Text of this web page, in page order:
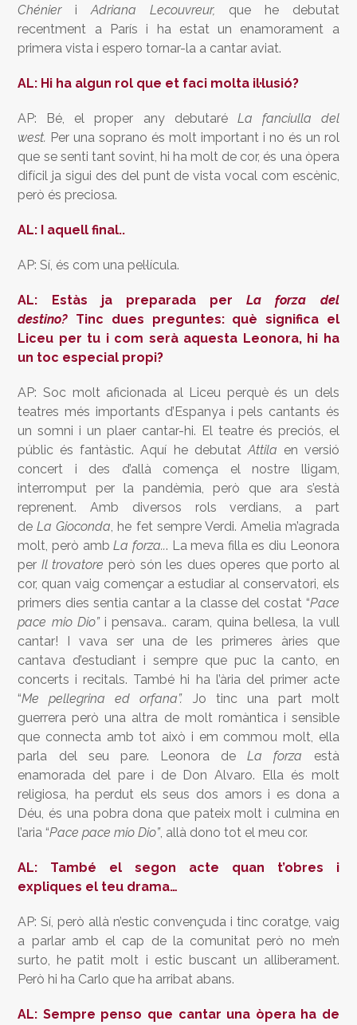
Chénier iAdriana Lecouvreur, que he debutat
recentment a París i ha estat un enamorament a
primera vista i espero tornar-la a cantar aviat.
AL: Hi ha algun rol que et faci molta il·lusió?
AP: Bé, el proper any debutaré La fanciulla del
west. Per una soprano és molt important i no és un rol
que se senti tant sovint, hi ha molt de cor, és una òpera
difícil ja sigui des del punt de vista vocal com escènic,
però és preciosa.
AL: I aquell final..
AP: Sí, és com una pel·lícula.
AL: Estàs ja preparada perLa forza del
destino? Tinc dues preguntes: què significa el
Liceu per tu i com serà aquesta Leonora, hi ha
un toc especial propi?
AP: Soc molt aficionada al Liceu perquè és un dels
teatres més importants d’Espanya i pels cantants és
un somni i un plaer cantar-hi. El teatre és preciós, el
públic és fantàstic. Aquí he debutatAttila en versió
concert i des d’allà comença el nostre lligam,
interromput per la pandèmia, però que ara s’està
reprenent. Amb diversos rols verdians, a part
deLa Gioconda, he fet sempre Verdi. Amelia m’agrada
molt, però ambLa forza... La meva filla es diu Leonora
per Il trovatore però són les dues operes que porto al
cor, quan vaig començar a estudiar al conservatori, els
primers dies sentia cantar a la classe del costat “Pace
pace mio Dio”i pensava.. caram, quina bellesa, la vull
cantar! I vava ser una de les primeres àries que
cantava d’estudiant i sempre que puc la canto, en
concerts i recitals. També hi ha l’ària del primer acte
“Me pellegrina ed orfana”. Jo tinc una part molt
guerrera però una altra de molt romàntica i sensible
que connecta amb tot això i em commou molt, ella
parla del seu pare. Leonora deLa forza està
enamorada del pare i de Don Alvaro. Ella és molt
religiosa, ha perdut els seus dos amors i es dona a
Déu, és una pobra dona que pateix molt i culmina en
l’aria “Pace pace mio Dio”, allà dono tot el meu cor.
AL: També el segon acte quan t’obres i
expliques el teu drama…
AP: Sí, però allà n’estic convençuda i tinc coratge, vaig
a parlar amb el cap de la comunitat però no me’n
surto, he patit molt i estic buscant un alliberament.
Però hi ha Carlo que ha arribat abans.
AL: Sempre penso que cantar una òpera ha de